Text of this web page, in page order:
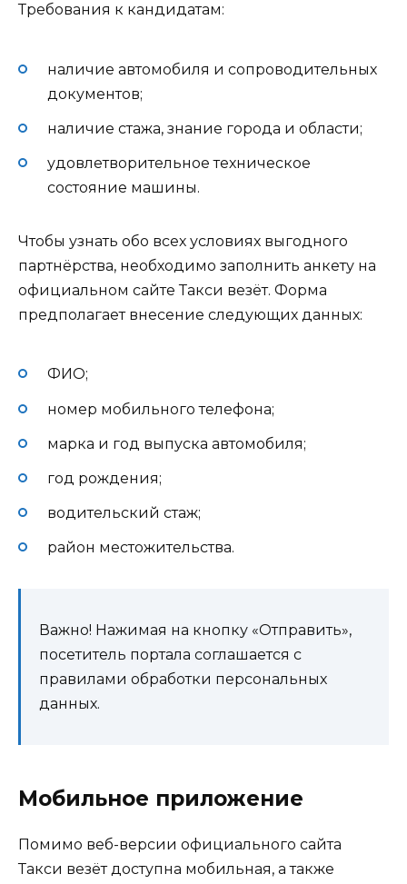
Требования к кандидатам:
наличие автомобиля и сопроводительных
документов;
наличие стажа, знание города и области;
удовлетворительное техническое
состояние машины.
Чтобы узнать обо всех условиях выгодного
партнёрства, необходимо заполнить анкету на
официальном сайте Такси везёт. Форма
предполагает внесение следующих данных:
ФИО;
номер мобильного телефона;
марка и год выпуска автомобиля;
год рождения;
водительский стаж;
район местожительства.
Важно! Нажимая на кнопку «Отправить»,
посетитель портала соглашается с
правилами обработки персональных
данных.
Мобильное приложение
Помимо веб-версии официального сайта
Такси везёт доступна мобильная, а также